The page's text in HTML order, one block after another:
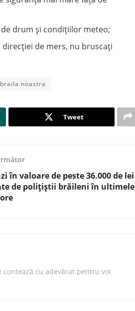
drum și condițiilor meteo;
de mers, nu bruscați
noastra
Tweet
în valoare de peste 36.000 de lei
de polițiștii brăileni în ultimele
cu adevărat pentru voi